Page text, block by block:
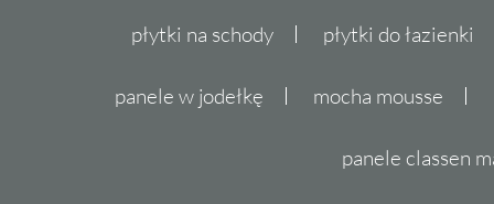
płytki na schody płytki do łazienki
panele w jodełkę mocha mousse
panele classen